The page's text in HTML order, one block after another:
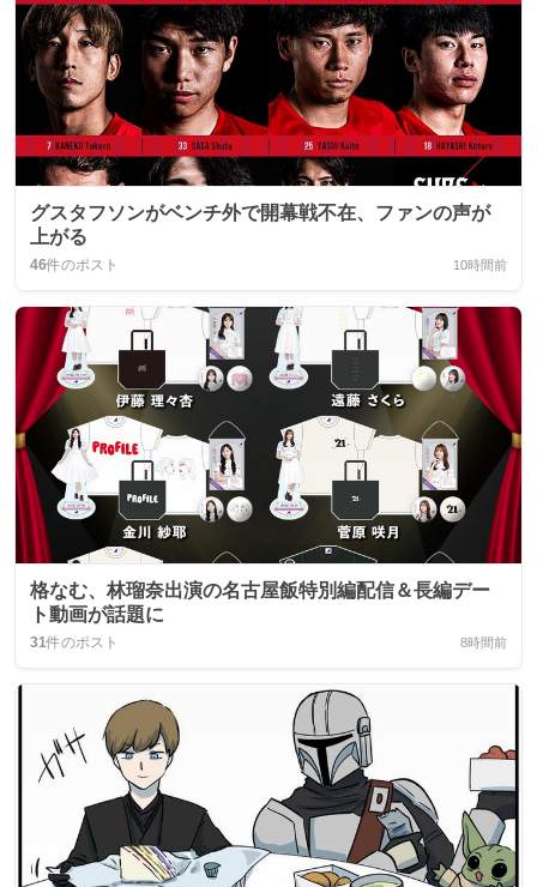
グスタフソンがベンチ外で開幕戦不在、ファンの声が
上がる
46件のポスト 10時間前
格なむ、林瑠奈出演の名古屋飯特別編配信＆長編デー
ト動画が話題に
31件のポスト 8時間前